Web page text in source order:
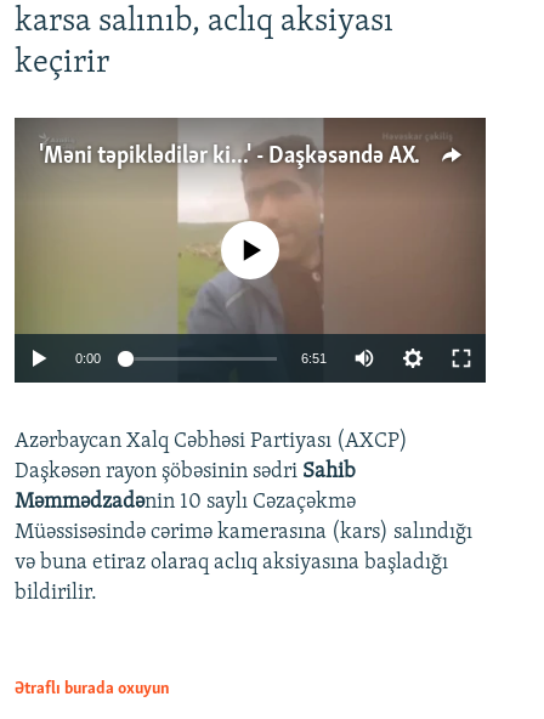
karsa salınıb, aclıq aksiyası
keçirir
'Məni təpiklədilər ki...' - Daşkəsəndə AXCP fəalının yaxınları onun həbsinə etiraz edirlər
Auto 240p 360p
720p 1080p
No media source currently available
0:00 6:51
360p
720p
1080p
Azərbaycan Xalq Cəbhəsi Partiyası (AXCP)
Daşkəsən rayon şöbəsinin sədri Sahib
Məmmədzadənin 10 saylı Cəzaçəkmə
Müəssisəsində cərimə kamerasına (kars) salındığı
və buna etiraz olaraq aclıq aksiyasına başladığı
bildirilir.
Ətraflı burada oxuyun